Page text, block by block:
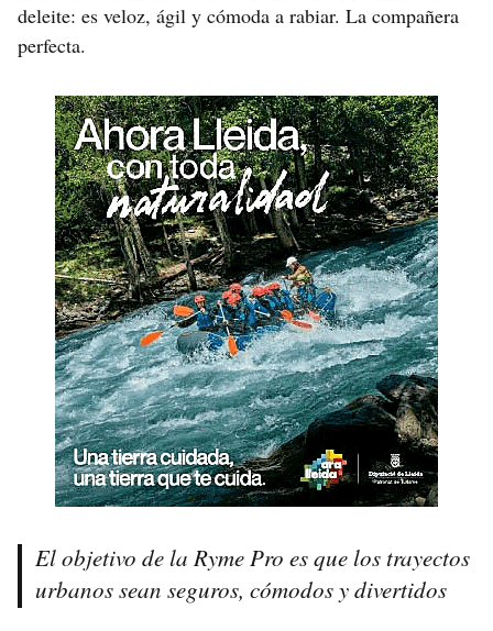
deleite: es veloz, ágil y cómoda a rabiar. La compañera
perfecta.
El objetivo de la Ryme Pro es que los trayectos
urbanos sean seguros, cómodos y divertidos